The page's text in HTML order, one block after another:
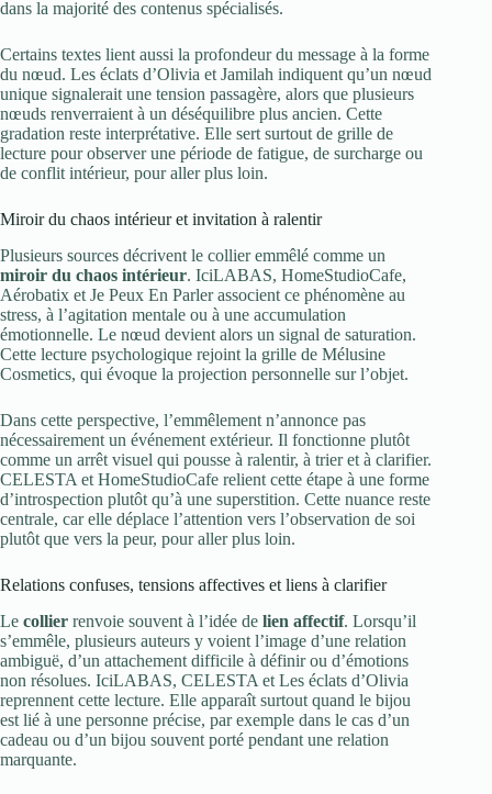
dans la majorité des contenus spécialisés.
Certains textes lient aussi la profondeur du message à la forme
du nœud. Les éclats d’Olivia et Jamilah indiquent qu’un nœud
unique signalerait une tension passagère, alors que plusieurs
nœuds renverraient à un déséquilibre plus ancien. Cette
gradation reste interprétative. Elle sert surtout de grille de
lecture pour observer une période de fatigue, de surcharge ou
de conflit intérieur, pour aller plus loin.
Miroir du chaos intérieur et invitation à ralentir
Plusieurs sources décrivent le collier emmêlé comme un
miroir du chaos intérieur. IciLABAS, HomeStudioCafe,
Aérobatix et Je Peux En Parler associent ce phénomène au
stress, à l’agitation mentale ou à une accumulation
émotionnelle. Le nœud devient alors un signal de saturation.
Cette lecture psychologique rejoint la grille de Mélusine
Cosmetics, qui évoque la projection personnelle sur l’objet.
Dans cette perspective, l’emmêlement n’annonce pas
nécessairement un événement extérieur. Il fonctionne plutôt
comme un arrêt visuel qui pousse à ralentir, à trier et à clarifier.
CELESTA et HomeStudioCafe relient cette étape à une forme
d’introspection plutôt qu’à une superstition. Cette nuance reste
centrale, car elle déplace l’attention vers l’observation de soi
plutôt que vers la peur, pour aller plus loin.
Relations confuses, tensions affectives et liens à clarifier
Le collier renvoie souvent à l’idée de lien affectif. Lorsqu’il
s’emmêle, plusieurs auteurs y voient l’image d’une relation
ambiguë, d’un attachement difficile à définir ou d’émotions
non résolues. IciLABAS, CELESTA et Les éclats d’Olivia
reprennent cette lecture. Elle apparaît surtout quand le bijou
est lié à une personne précise, par exemple dans le cas d’un
cadeau ou d’un bijou souvent porté pendant une relation
marquante.